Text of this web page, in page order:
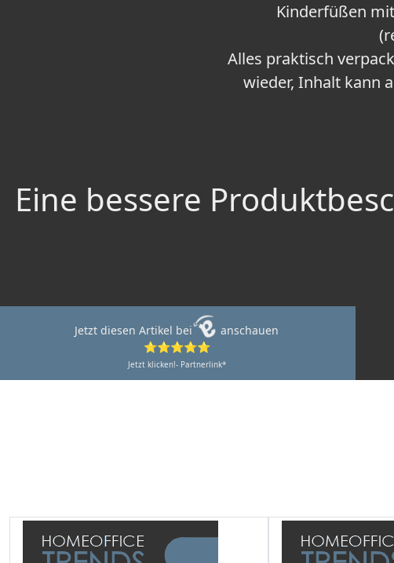
Kinderfüßen
Alles praktisch
wieder, Inhalt kann
Eine bessere
Jetzt diesen Artikel bei
anschauen
⭐⭐⭐⭐⭐
Jetzt klicken!- Partnerlink*